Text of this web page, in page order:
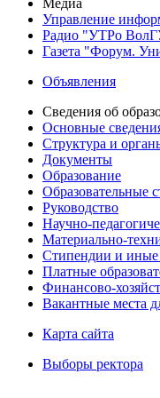
Медиа
Управление
Радио "УТРо
Газета "Форум.
Объявления
Сведения об
Основные
Структура и
Документы
Образование
Образовательные
Руководство
Научно-
Материально-
Стипендии и иные
Платные
Финансово-
Вакантные места
Карта сайта
Выборы ректора